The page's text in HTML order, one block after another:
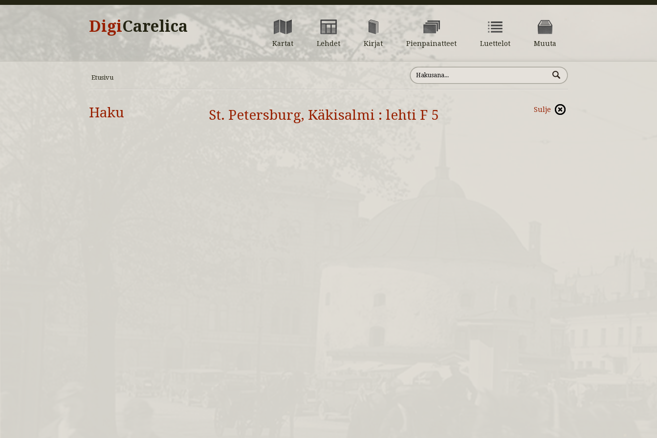
DigiCarelica
Kartat Lehdet Kirjat Pienpainatteet Luettelot Muuta
Etusivu
Haku St. Petersburg, Käkisalmi : lehti F 5 Sulje